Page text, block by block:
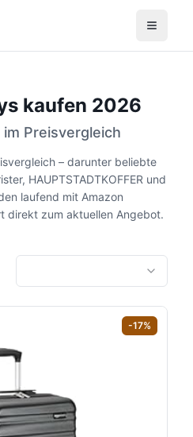
kaufen 2026
Preisvergleich
– darunter beliebte
HAUPTSTADTKOFFER und
laufend mit Amazon
direkt zum aktuellen Angebot.
-17%